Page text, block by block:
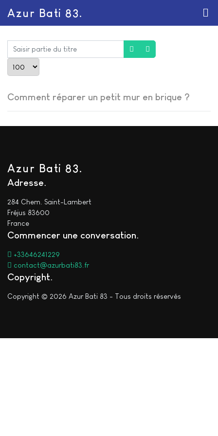
Azur Bati 83.
Saisir partie du titre
Comment réparer un petit mur en brique ?
Azur Bati 83.
Adresse
284 Chem. Saint-Lambert
Fréjus 83600
France
Commencer une conversation
+33646241229
contact@azurbati83.fr
Copyright
Copyright © 2026 Azur Bati 83 - Tous droits réservés